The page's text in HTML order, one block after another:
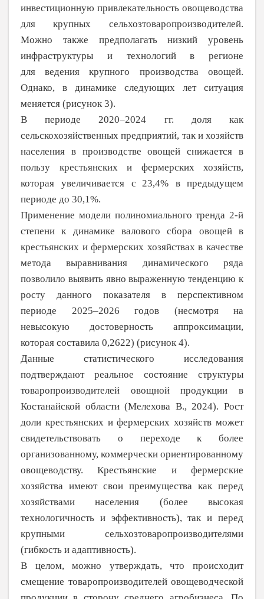
инвестиционную при­влекательность овощеводства
для
крупных сельхозтоваропроизводителей.
Можно также предполагать низкий уровень
инфраструктуры и технологий в регионе
для
ведения крупного производства овощей.
Однако, в динамике следующих лет ситуа­ция
меняется (рисунок 3).
В периоде 2020–2024 гг. доля как
сельскохозяйственных предприятий, так и хозяйств
населения в производстве овощей снижается в
пользу крестьянских и фермер­ских хозяйств,
которая увеличивается с
23,4% в предыдущем
периоде до 30,1%.
Применение модели полиномиального тренда 2-й
степени к динамике валового сбора овощей в
крестьянских и фермерских хозяйствах в качестве
метода выравнивания динамического ряда
позволило выявить явно выраженную тенденцию к
росту данного показателя в перспективном
периоде 2025–2026 годов (несмотря на
невысокую достоверность аппроксимации,
которая составила 0,2622) (рисунок 4).
Данные статистического исследования
подтверждают реальное состояние структуры
товаропроизводителей овощной продукции в
Костанайской области (Мелехова В., 2024). Рост
доли крестьянских и фермерских хозяйств может
свидетель­ствовать о переходе к более
организован­ному, коммерчески ориентированному
овощеводству. Крестьянские и фермерские
хозяйства имеют свои преимущества как перед
хозяйствами населения (более высокая
технологичность и эффективность), так и перед
крупными сельхозтоваропроизводите­лями
(гибкость и адаптивность).
В целом, можно утверждать, что происходит
смещение товаропроизводите­лей овощеводческой